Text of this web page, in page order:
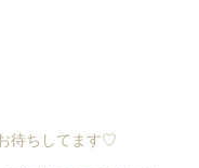
待ちしてます♡